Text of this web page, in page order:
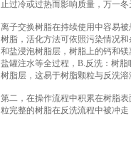
止过冷或过热而影响质量，万一
离子交换树脂在持续使用中容易
树脂，活化方法可依照污染情况
和盐浸泡树脂层，树脂上的钙和
盐罐注水等全过程，B.反洗：树
树脂层，这易于树脂颗粒与反洗
第二，在操作流程中积累在树脂
粒完整的树脂在反洗流程中被冲